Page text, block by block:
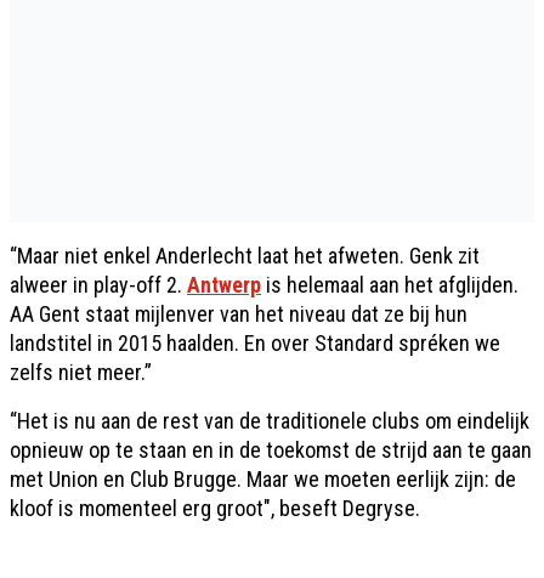
“Maar niet enkel Anderlecht laat het afweten. Genk zit
alweer in play-off 2. Antwerp is helemaal aan het afglijden.
AA Gent staat mijlenver van het niveau dat ze bij hun
landstitel in 2015 haalden. En over Standard spréken we
zelfs niet meer.”
“Het is nu aan de rest van de traditionele clubs om eindelijk
opnieuw op te staan en in de toekomst de strijd aan te gaan
met Union en Club Brugge. Maar we moeten eerlijk zijn: de
kloof is momenteel erg groot", beseft Degryse.